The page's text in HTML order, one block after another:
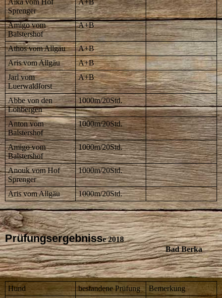
Aika vom Hof
Sprenger
A+B
Amigo vom
Balstershof
A+B
Athos vom Allgäu
A+B
Aris vom Allgäu
A+B
Jarl vom
Luerwaldforst
A+B
Abbe von den
Lohbergen
1000m/20Std.
Anton vom
Balstershof
1000m/20Std.
Amigo vom
Balstershof
1000m/20Std.
Anouk vom Hof
Sprenger
1000m/20Std.
Aris vom Allgäu 1000m/20Std.
Prüfungsergebnisse 2018
Bad Berka
Hund bestandene Prüfung
Bemerkung